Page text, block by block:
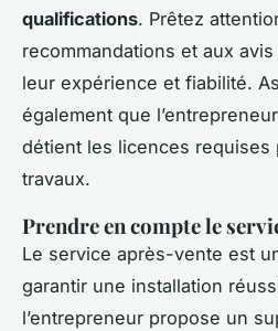
qualifications. Prêtez
recommandations et aux
leur expérience et fiabilité.
également que
détient les licences requises
travaux.
Prendre en compte le
Le service après-vente est
garantir une installation
l’entrepreneur propose un